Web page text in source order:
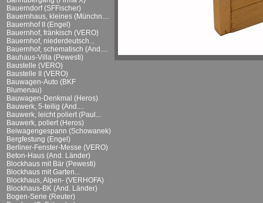
Bauerndorf (SFFischer)
Bauernhaus, kleines (Münchn....
Bauernhof II (Engel)
Bauernhof, fränkisch (VERO)
Bauernhof, niederdeutsch...
Bauernhof, schematisch (And....
Bauhaus-Villa (Pewesti)
Baustelle (VERO)
Baustelle II (VERO)
Bauwagen-Auto (BKF
Blumenau)
Bauwagen-Denkmal (Heros)
Bauwerk, 5-teilig (And....
Bauwerk, leicht poliert (Paul...
Bauwerk, poliert (Heros)
Beiwagengespann (Schowanek)
Bergfestung (Engel)
Berliner-Fenster-Messe (VERO)
Beton-Haus (And. Länder)
Blockhaus mit Bär (Pewesti)
Blockhaus mit Garten...
Blockhaus, Alpen- (VERHOFA)
Blockhaus-BK (And. Länder)
Bogen-Serie (Reuter)